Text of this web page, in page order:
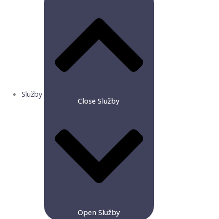
Služby
Close Služby
Open Služby